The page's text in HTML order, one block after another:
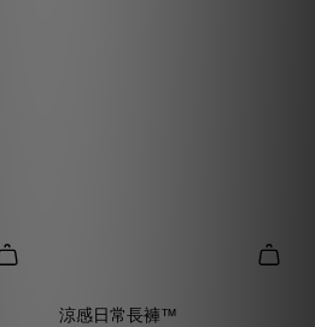
涼感日常長褲™